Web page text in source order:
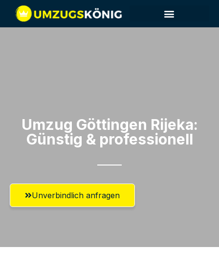
Umzug Göttingen​ Rijeka:
Günstig & professionell​
Unverbindlich anfragen